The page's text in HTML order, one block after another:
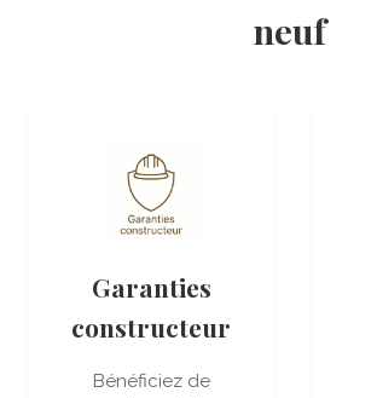
neuf
Garanties
constructeur
Bénéficiez de